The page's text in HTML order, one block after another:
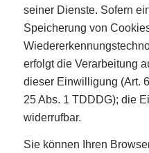
seiner Dienste. Sofern
Speicherung von
erfolgt die Verarbeitung
dieser Einwilligung (Art.
25 Abs. 1 TDDDG); die
widerrufbar.
Sie können Ihren